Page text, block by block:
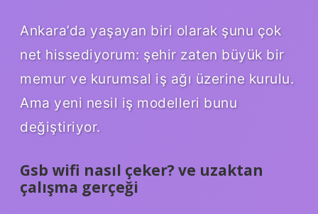
Ankara’da yaşayan biri olarak şunu çok
net hissediyorum: şehir zaten büyük bir
memur ve kurumsal iş ağı üzerine kurulu.
Ama yeni nesil iş modelleri bunu
değiştiriyor.
Gsb wifi nasıl çeker? ve uzaktan
çalışma gerçeği